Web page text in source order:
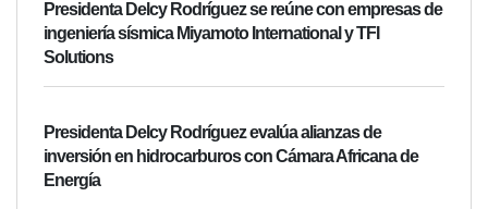
Presidenta Delcy Rodríguez se reúne con empresas de
ingeniería sísmica Miyamoto International y TFI
Solutions
Presidenta Delcy Rodríguez evalúa alianzas de
inversión en hidrocarburos con Cámara Africana de
Energía